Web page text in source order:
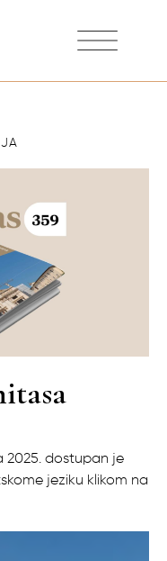
2025. dostupan je
jeziku klikom na